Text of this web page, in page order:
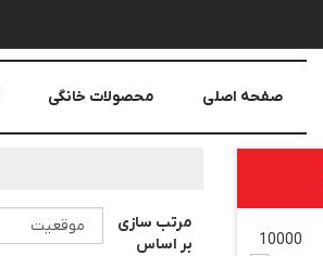
صفحه اصلی محصولات خانگی
10000
مرتب سازی
بر اساس